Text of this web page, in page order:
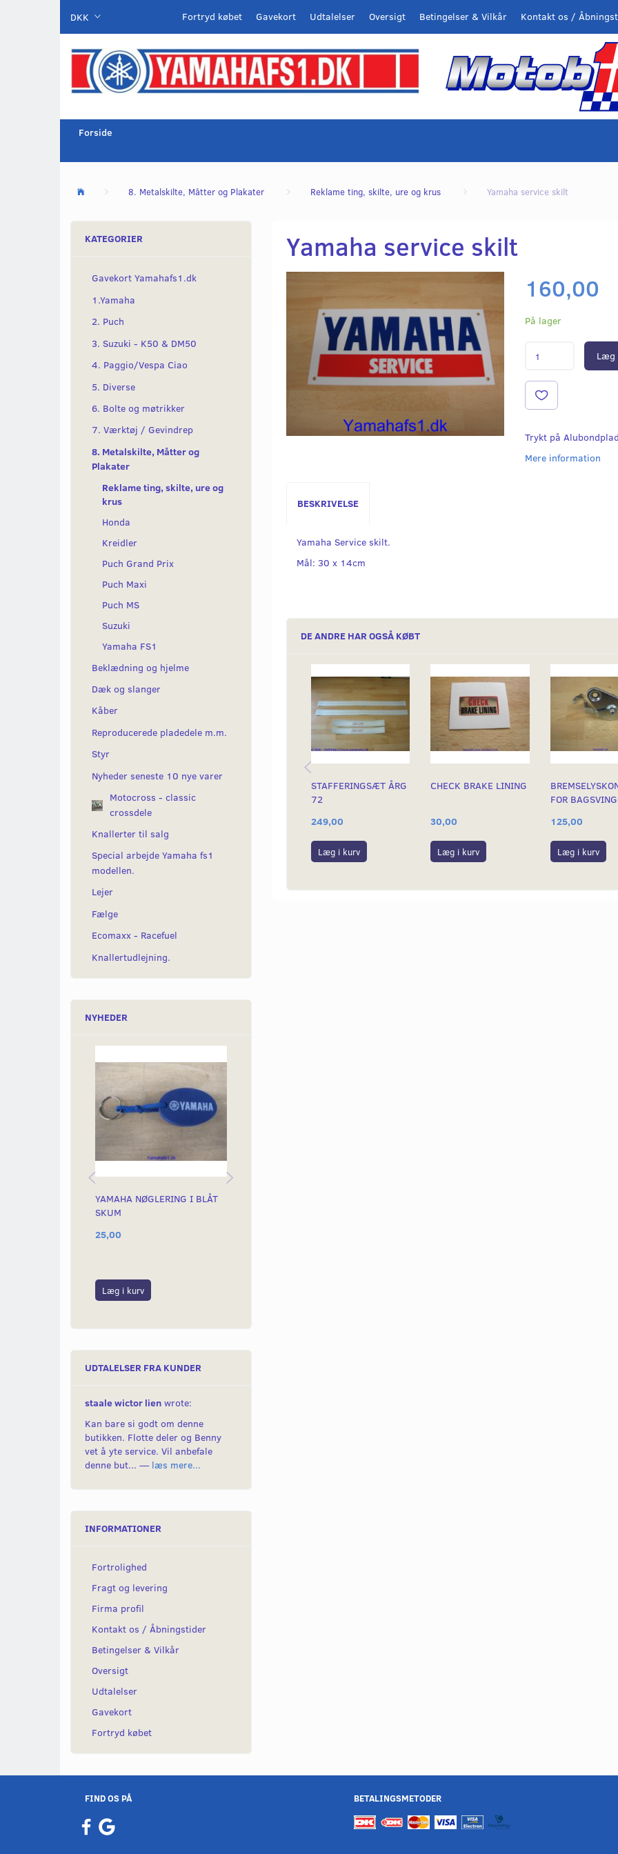
DKK Kontakt os /
Betingelser & Vilkår
Oversigt
Udtalelser
Gavekort
Fortryd købet
Forside
8. Metalskilte, Måtter og Plakater Reklame ting, skilte, ure og krus Yamaha service skilt
KATEGORIER
Gavekort Yamahafs1.dk
1.Yamaha
2. Puch
3. Suzuki - K50 & DM50
4. Paggio/Vespa Ciao
5. Diverse
6. Bolte og møtrikker
7. Værktøj / Gevindrep
8. Metalskilte, Måtter og
Plakater
Reklame ting, skilte, ure og
krus
Honda
Kreidler
Puch Grand Prix
Puch Maxi
Puch MS
Suzuki
Yamaha FS1
Beklædning og hjelme
Dæk og slanger
Kåber
Reproducerede pladedele m.m.
Styr
Nyheder seneste 10 nye varer
Motocross - classic
crossdele
Knallerter til salg
Special arbejde Yamaha fs1
modellen.
Lejer
Fælge
Ecomaxx - Racefuel
Knallertudlejning.
NYHEDER
YAMAHA NØGLERING I BLÅT
SKUM
25,00
Læg i kurv
UDTALELSER FRA KUNDER
staale wictor lien wrote:
Kan bare si godt om denne
butikken. Flotte deler og Benny
vet å yte service. Vil anbefale
denne but... — læs mere...
INFORMATIONER
Fortrolighed
Fragt og levering
Firma profil
Kontakt os / Åbningstider
Betingelser & Vilkår
Oversigt
Udtalelser
Gavekort
Fortryd købet
Yamaha service skilt
160,00
På lager
Læg
Trykt på
Mere information
BESKRIVELSE
Yamaha Service skilt.
Mål: 30 x 14cm
DE ANDRE HAR OGSÅ KØBT
STAFFERINGSÆT ÅRG
72
249,00
Læg i kurv
CHECK BRAKE LINING
30,00
Læg i kurv
FOR
125,00
Læg i kurv
FIND OS PÅ BETALINGSMETODER